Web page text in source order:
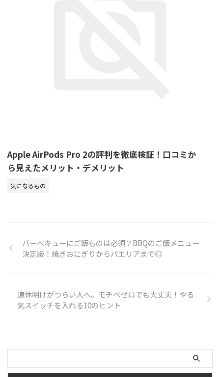
Apple AirPods Pro 2の評判を徹底検証！口コミか
ら見えたメリット・デメリット
気になるもの
バーベキューにご飯ものは必須？BBQのご飯メニュー
決定版！焼きおにぎりからパエリアまで◎
連休明けがつらい人へ。モチベゼロでも大丈夫！やる
気スイッチを入れる10のヒント